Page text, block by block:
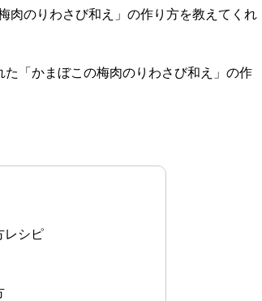
肉のりわさび和え」の作り方を教えてくれ
「かまぼこの梅肉のりわさび和え」の作
レシピ